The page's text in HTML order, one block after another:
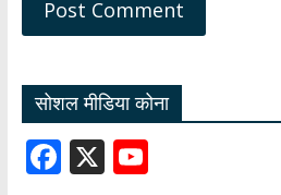
सोशल मीडिया कोना
F X Y